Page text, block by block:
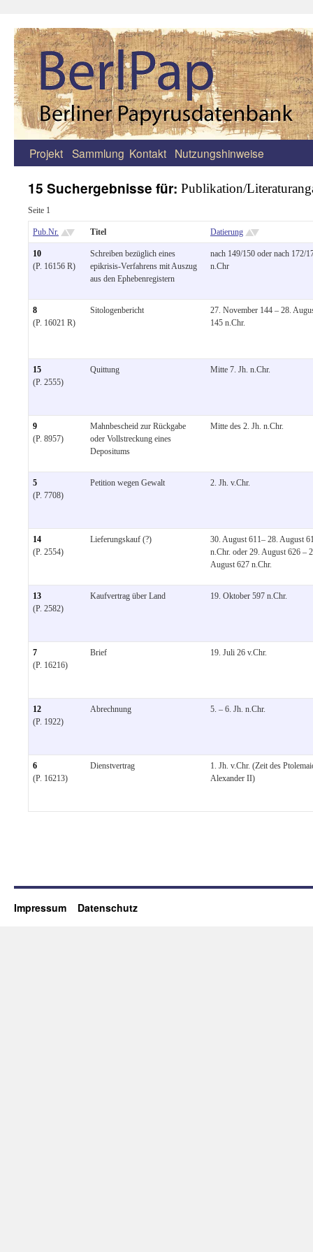
Zum
springen
Projekt Sammlung Kontakt Nutzungshinweise
15 Suchergebnisse für: Publikation/
Seite 1
Pub.Nr. Titel Datierung
10
(P. 16156 R)
Schreiben bezüglich eines
epikrisis-Verfahrens mit Auszug
aus den Ephebenregistern
nach 149/150 oder nach 172/
n.Chr
8
(P. 16021 R)
Sitologenbericht
27. November 144 – 28.
145 n.Chr.
15
(P. 2555)
Quittung Mitte 7. Jh. n.Chr.
9
(P. 8957)
Mahnbescheid zur Rückgabe
oder Vollstreckung eines
Depositums
Mitte des 2. Jh. n.Chr.
5
(P. 7708)
Petition wegen Gewalt 2. Jh. v.Chr.
14
(P. 2554)
Lieferungskauf (?)
30. August 611– 28. August
n.Chr. oder 29. August 626 –
August 627 n.Chr.
13
(P. 2582)
Kaufvertrag über Land 19. Oktober 597 n.Chr.
7
(P. 16216)
Brief 19. Juli 26 v.Chr.
12
(P. 1922)
Abrechnung 5. – 6. Jh. n.Chr.
6
(P. 16213)
Dienstvertrag
1. Jh. v.Chr. (Zeit des
Alexander II)
Impressum Datenschutz